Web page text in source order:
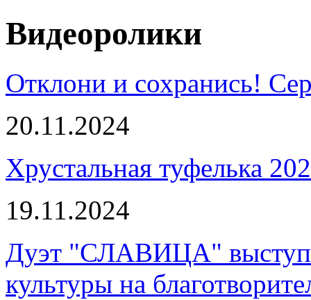
Видеоролики
Отклони и сохранись!
20.11.2024
Хрустальная туфелька
19.11.2024
Дуэт "СЛАВИЦА"
культуры на